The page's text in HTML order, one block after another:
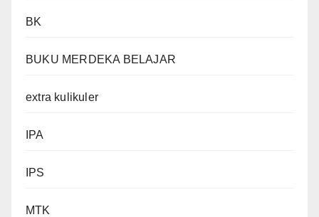
BK
BUKU MERDEKA BELAJAR
extra kulikuler
IPA
IPS
MTK